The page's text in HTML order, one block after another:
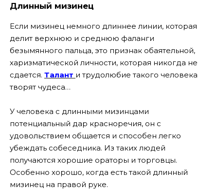
Длинный мизинец
Если мизинец немного длиннее линии, которая
делит верхнюю и среднюю фаланги
безымянного пальца, это признак обаятельной,
харизматической личности, которая никогда не
сдается. Талант и трудолюбие такого человека
творят чудеса…
У человека с длинными мизинцами
потенциальный дар красноречия, он с
удовольствием общается и способен легко
убеждать собеседника. Из таких людей
получаются хорошие ораторы и торговцы.
Особенно хорошо, когда есть такой длинный
мизинец на правой руке.